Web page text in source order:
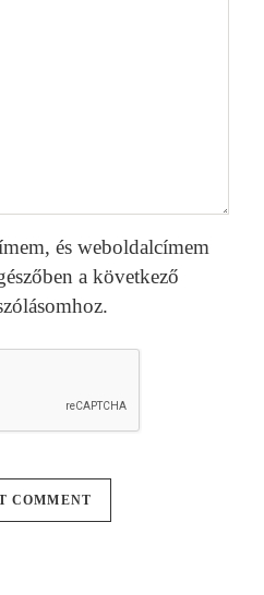
és weboldalcímem
a következő